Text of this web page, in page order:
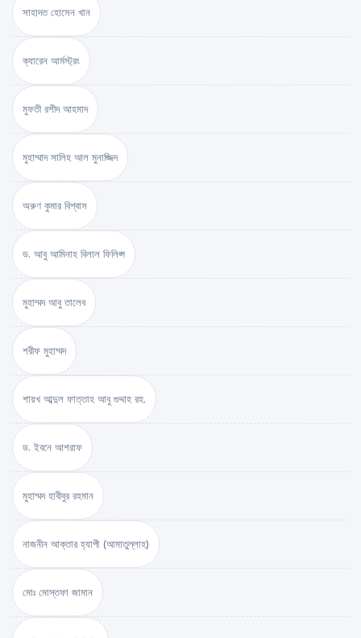
সাহাদত হোসেন খান
ক্যারেন আর্মস্ট্রং
মুফতী রশীদ আহমাদ
মুহাম্মাদ সালিহ আল মুনাজ্জিদ
অরুণ কুমার বিশ্বাস
ড. আবু আমিনাহ বিলাল ফিলিপ্স
মুহাম্মদ আবু তালেব
শরীফ মুহাম্মদ
শায়খ আব্দুল ফাত্তাহ আবু গুদ্দাহ রহ.
ড. ইবনে আশরাফ
মুহাম্মদ হাবীবুর রহমান
নাজনীন আক্তার হ্যাপী (আমাতুল্লাহ)
মোঃ মোস্তফা জামান